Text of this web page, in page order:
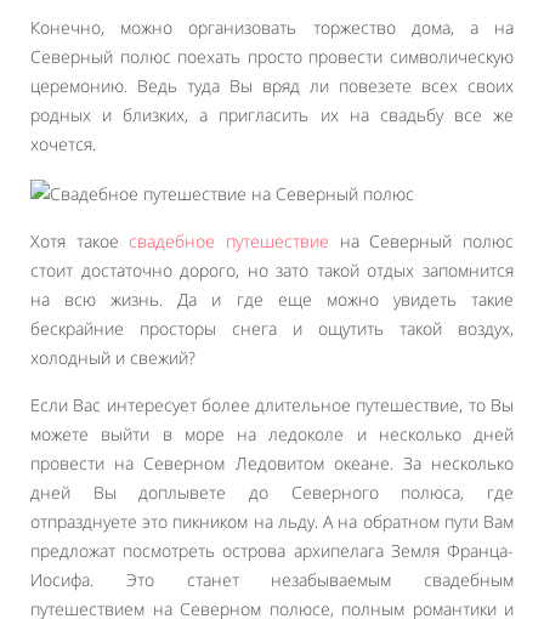
Конечно, можно организовать торжество дома, а на
Северный полюс поехать просто провести символическую
церемонию. Ведь туда Вы вряд ли повезете всех своих
родных и близких, а пригласить их на свадьбу все же
хочется.
Хотя такоесвадебное путешествие на Северный полюс
стоит достаточно дорого, но зато такой отдых запомнится
на всю жизнь. Да и где еще можно увидеть такие
бескрайние просторы снега и ощутить такой воздух,
холодный и свежий?
Если Вас интересует более длительное путешествие, то Вы
можете выйти в море на ледоколе и несколько дней
провести на Северном Ледовитом океане. За несколько
дней Вы доплывете до Северного полюса, где
отпразднуете это пикником на льду. А на обратном пути Вам
предложат посмотреть острова архипелага Земля Франца-
Иосифа. Это станет незабываемым свадебным
путешествием на Северном полюсе, полным романтики и